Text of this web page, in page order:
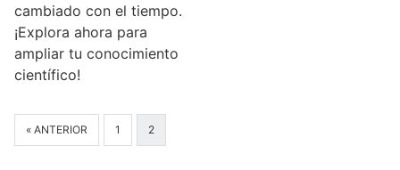
cambiado con el tiempo.
¡Explora ahora para
ampliar tu conocimiento
científico!
« ANTERIOR 1 2